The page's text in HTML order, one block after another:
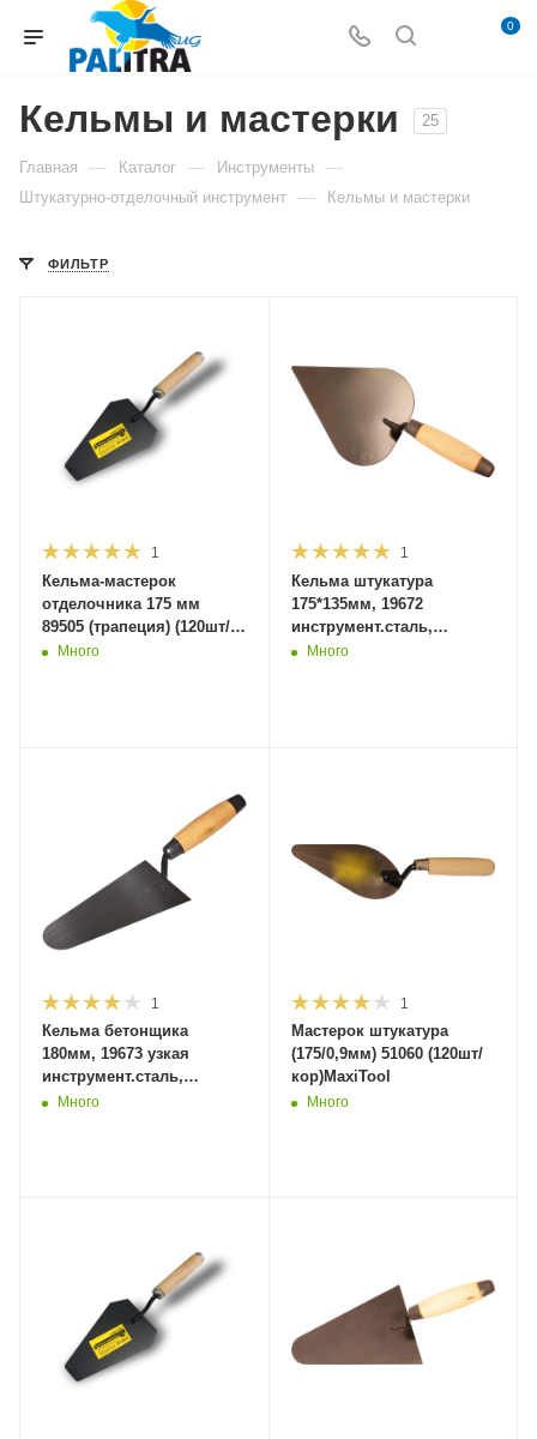
0
Кельмы и мастерки 25
Главная — Каталог — Инструменты —
Штукатурно-отделочный инструмент — Кельмы и мастерки
ФИЛЬТР
1
Кельма-мастерок
отделочника 175 мм
89505 (трапеция) (120шт/
кор) MaxiTool
Много
1
Кельма штукатура
175*135мм, 19672
инструмент.сталь,
усилен.рукоять (120/
Много
1
Кельма бетонщика
180мм, 19673 узкая
инструмент.сталь,
усилен.рукоять (120шт/
Много
1
Мастерок штукатура
(175/0,9мм) 51060 (120шт/
кор)MaxiTool
Много